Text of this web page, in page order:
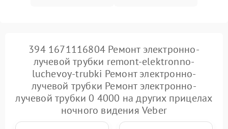
394 1671116804 Ремонт электронно-
лучевой трубки remont-elektronno-
luchevoy-trubki Ремонт электронно-
лучевой трубки Ремонт электронно-
лучевой трубки 0 4000 на других прицелах
ночного видения Veber